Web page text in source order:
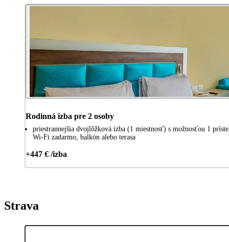
Rodinná izba pre 2 osoby
priestrannejšia dvojlôžková izba (1 miestnosť) s možnosťou 1
Wi-Fi zadarmo, balkón alebo terasa
+447 € /izba
Strava